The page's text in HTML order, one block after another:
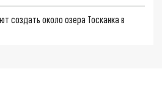
создать около озера Тосканка в